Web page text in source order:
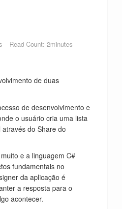
Read Count: 2minutes
de duas
de desenvolvimento e
o usuário cria uma lista
do Share do
e a linguagem C#
fundamentais no
da aplicação é
a resposta para o
acontecer.